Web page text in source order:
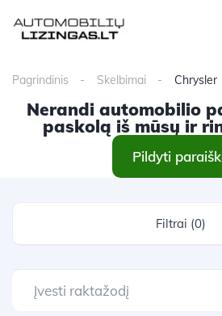
Pagrindinis Skelbimai Chrysler
Nerandi automobilio
paskolą iš mūsų ir
Pildyti
Filtrai (0)